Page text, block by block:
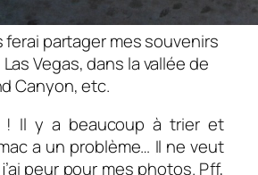
ferai partager mes souvenirs
Vegas, dans la vallée de
Canyon, etc.
! Il y a beaucoup à trier et
a un problème… Il ne veut
peur pour mes photos. Pff,